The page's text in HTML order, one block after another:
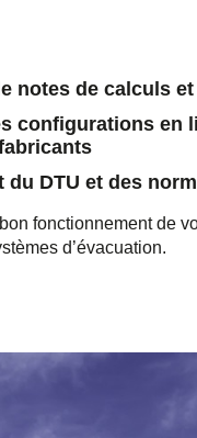
notes de calculs
configurations en
du DTU et des
fonctionnement de
d’évacuation.